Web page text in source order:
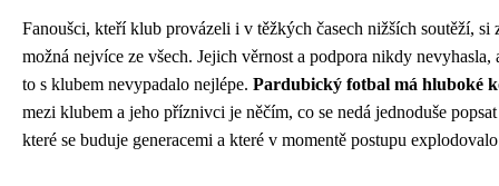
Fanoušci, kteří klub provázeli i v těžkých časech nižších soutěží, si
možná nejvíce ze všech. Jejich věrnost a podpora nikdy
to s klubem nevypadalo nejlépe. Pardubický fotbal má hluboké
mezi klubem a jeho příznivci je něčím, co se nedá jednoduše
které se buduje generacemi a které v momentě postupu